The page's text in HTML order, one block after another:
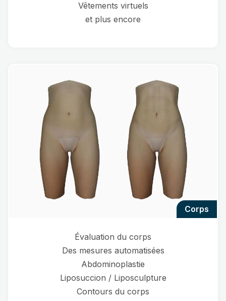
Vêtements virtuels
et plus encore
corps
Évaluation du corps
Des mesures automatisées
Abdominoplastie
Liposuccion / Liposculpture
Contours du corps